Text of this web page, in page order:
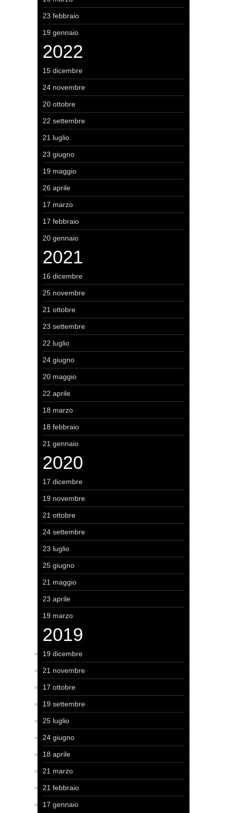
23 febbraio
19 gennaio
2022
15 dicembre
24 novembre
20 ottobre
22 settembre
21 luglio
23 giugno
19 maggio
26 aprile
17 marzo
17 febbraio
20 gennaio
2021
16 dicembre
25 novembre
21 ottobre
23 settembre
22 luglio
24 giugno
20 maggio
22 aprile
18 marzo
18 febbraio
21 gennaio
2020
17 dicembre
19 novembre
21 ottobre
24 settembre
23 luglio
25 giugno
21 maggio
23 aprile
19 marzo
2019
19 dicembre
21 novembre
17 ottobre
19 settembre
25 luglio
24 giugno
18 aprile
21 marzo
21 febbraio
17 gennaio